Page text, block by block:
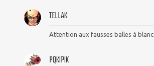
TELLAK
Attention aux fausses balles à blanc
PQKIPIK